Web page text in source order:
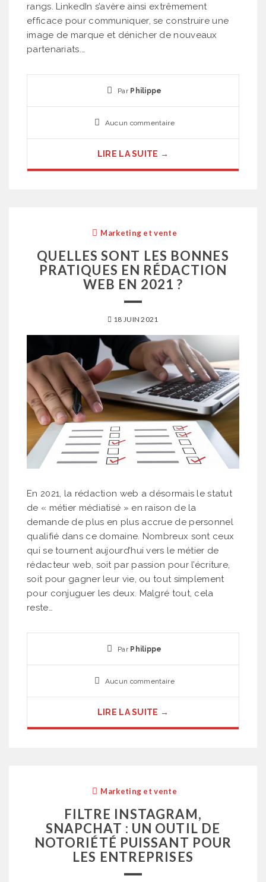
rangs. LinkedIn s’avère ainsi extrêmement
efficace pour communiquer, se construire une
image de marque et dénicher de nouveaux
partenariats.…
Par Philippe
Aucun commentaire
LIRE LA SUITE →
Marketing et vente
QUELLES SONT LES BONNES
PRATIQUES EN RÉDACTION
WEB EN 2021 ?
18 JUIN 2021
En 2021, la rédaction web a désormais le statut
de « métier médiatisé » en raison de la
demande de plus en plus accrue de personnel
qualifié dans ce domaine. Nombreux sont ceux
qui se tournent aujourd’hui vers le métier de
rédacteur web, soit par passion pour l’écriture,
soit pour gagner leur vie, ou tout simplement
pour conjuguer les deux. Malgré tout, cela
reste…
Par Philippe
Aucun commentaire
LIRE LA SUITE →
Marketing et vente
FILTRE INSTAGRAM,
SNAPCHAT : UN OUTIL DE
NOTORIÉTÉ PUISSANT POUR
LES ENTREPRISES